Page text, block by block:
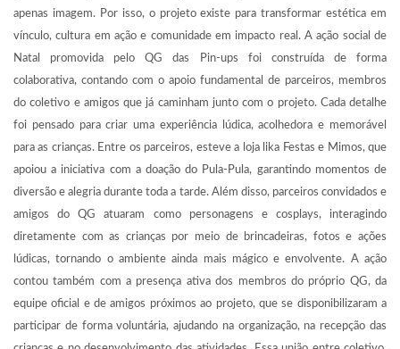
apenas imagem. Por isso, o projeto existe para transformar estética em
vínculo, cultura em ação e comunidade em impacto real. A ação social de
Natal promovida pelo QG das Pin-ups foi construída de forma
colaborativa, contando com o apoio fundamental de parceiros, membros
do coletivo e amigos que já caminham junto com o projeto. Cada detalhe
foi pensado para criar uma experiência lúdica, acolhedora e memorável
para as crianças. Entre os parceiros, esteve a loja lika Festas e Mimos, que
apoiou a iniciativa com a doação do Pula-Pula, garantindo momentos de
diversão e alegria durante toda a tarde. Além disso, parceiros convidados e
amigos do QG atuaram como personagens e cosplays, interagindo
diretamente com as crianças por meio de brincadeiras, fotos e ações
lúdicas, tornando o ambiente ainda mais mágico e envolvente. A ação
contou também com a presença ativa dos membros do próprio QG, da
equipe oficial e de amigos próximos ao projeto, que se disponibilizaram a
participar de forma voluntária, ajudando na organização, na recepção das